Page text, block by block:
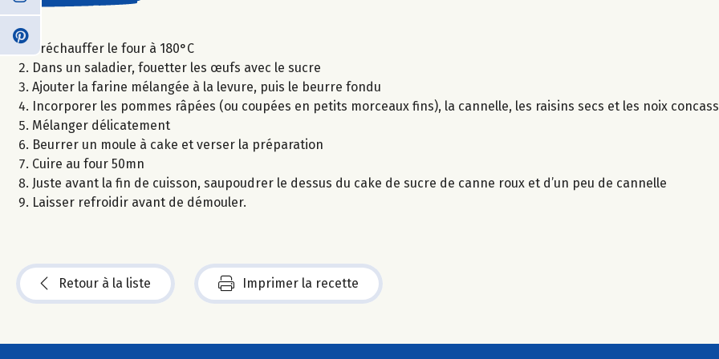
Préchauffer le four à 180°C
Dans un saladier, fouetter les œufs avec le sucre
Ajouter la farine mélangée à la levure, puis le beurre fondu
Incorporer les pommes râpées (ou coupées en petits morceaux fins), la cannelle, les raisins secs et les noix
Mélanger délicatement
Beurrer un moule à cake et verser la préparation
Cuire au four 50mn
Juste avant la fin de cuisson, saupoudrer le dessus du cake de sucre de canne roux et d’un peu de cannelle
Laisser refroidir avant de démouler.
Retour à la liste Imprimer la recette